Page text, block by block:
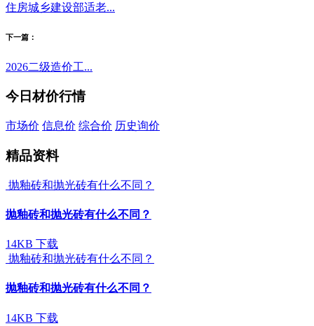
住房城乡建设部适老...
下一篇：
2026二级造价工...
今日材价行情
市场价 信息价 综合价 历史询价
精品资料
抛釉砖和抛光砖有什么不同？
抛釉砖和抛光砖有什么不同？
14KB 下载
抛釉砖和抛光砖有什么不同？
抛釉砖和抛光砖有什么不同？
14KB 下载